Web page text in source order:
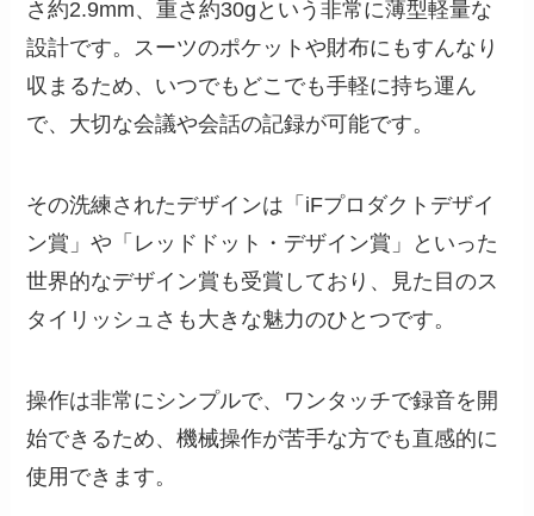
さ約2.9mm、重さ約30gという非常に薄型軽量な
設計です。スーツのポケットや財布にもすんなり
収まるため、いつでもどこでも手軽に持ち運ん
で、大切な会議や会話の記録が可能です。
その洗練されたデザインは「iFプロダクトデザイ
ン賞」や「レッドドット・デザイン賞」といった
世界的なデザイン賞も受賞しており、見た目のス
タイリッシュさも大きな魅力のひとつです。
操作は非常にシンプルで、ワンタッチで録音を開
始できるため、機械操作が苦手な方でも直感的に
使用できます。